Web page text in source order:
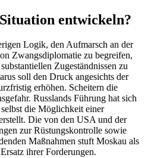
entwickeln?
Logik, den Aufmarsch an der
Zwangsdiplomatie zu begreifen,
Zugeständnissen zu
soll den Druck angesichts der
erhöhen. Scheitern die
Russlands Führung hat sich
die Möglichkeit einer
Die von den USA und der
zur Rüstungskontrolle sowie
Maßnahmen stuft Moskau als
ihrer Forderungen.